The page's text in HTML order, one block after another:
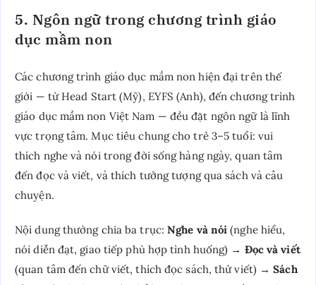
5. Ngôn ngữ trong chương trình giáo
dục mầm non
Các chương trình giáo dục mầm non hiện đại trên thế
giới — từ Head Start (Mỹ), EYFS (Anh), đến chương trình
giáo dục mầm non Việt Nam — đều đặt ngôn ngữ là lĩnh
vực trọng tâm. Mục tiêu chung cho trẻ 3–5 tuổi: vui
thích nghe và nói trong đời sống hàng ngày, quan tâm
đến đọc và viết, và thích tưởng tượng qua sách và câu
chuyện.
Nội dung thường chia ba trục:Nghe và nói (nghe hiểu,
nói diễn đạt, giao tiếp phù hợp tình huống) → Đọc và viết
(quan tâm đến chữ viết, thích đọc sách, thử viết) →Sách